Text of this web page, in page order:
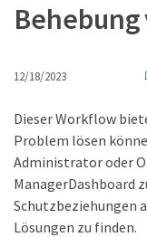
12/18/2023
Dieser Workflow
Problem lösen
Administrator oder
ManagerDashboard
Schutzbeziehungen
Lösungen zu finden.